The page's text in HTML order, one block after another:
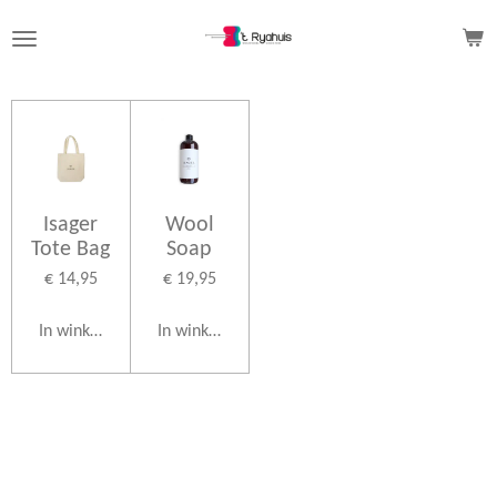
direct
de
Isager
Tote Bag
€ 14,95
In winkelwagen
Wool
Soap
€ 19,95
In winkelwagen